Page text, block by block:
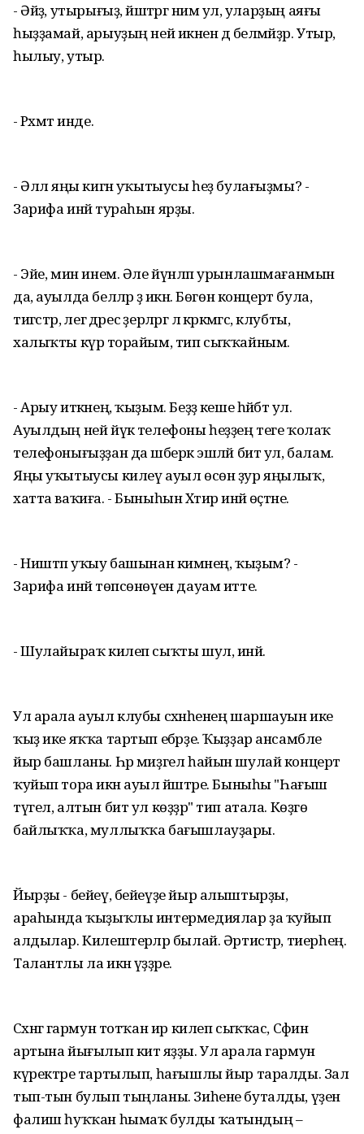
- Әйҙә, утырығыҙ, йәштәргә нимә ул, уларҙың аяғы
һыҙҙамай, арыуҙың ней икәнен дә белмәйҙәр. Утыр,
һылыу, утыр.
- Рәхмәт инде.
- Әллә яңы кигән уҡытыусы һеҙ булағыҙмы? -
Зарифа инәй тураһын ярҙы.
- Эйе, мин инем. Әле йүнләп урынлашмағанмын
да, ауылда беләләр ҙә икән. Бөгөн концерт була,
тигәстәр, әлегә дәрес әҙерләргә лә кәрәкмәгәс, клубты,
халыҡты күрә торайым, тип сыҡҡайным.
- Арыу иткәнең, ҡыҙым. Беҙҙә кеше һәйбәт ул.
Ауылдың ней йүкә телефоны һеҙҙең теге ҡолаҡ
телефонығыҙҙан да шәберәк эшләй бит ул, балам.
Яңы уҡытыусы килеү ауыл өсөн ҙур яңылыҡ,
хатта ваҡиға. - Быныһын Хәтирә инәй өҫтәне.
- Ништәп уҡыу башынан кимәнең, ҡыҙым? -
Зарифа инәй төпсөнөүен дауам итте.
- Шулайыраҡ килеп сыҡты шул, инәй.
Ул арала ауыл клубы сәхнәһенең шаршауын ике
ҡыҙ ике яҡҡа тартып ебәрҙе. Ҡыҙҙар ансамбле
йыр башланы. Һәр миҙгел һайын шулай концерт
ҡуйып тора икән ауыл йәштәре. Быныһы "Һағыш
түгел, алтын бит ул көҙҙәр" тип атала. Көҙгө
байлыҡҡа, муллыҡҡа бағышлауҙары.
Йырҙы - бейеү, бейеүҙе йыр алыштырҙы,
араһында ҡыҙыҡлы интермедиялар ҙа ҡуйып
алдылар. Килештерәләр былай. Әртистәр, тиерһең.
Талантлы ла икән үҙҙәре.
Сәхнәгә гармун тотҡан ир килеп сыҡҡас, Сәфинә
артына йығылып китә яҙҙы. Ул арала гармун
күректәре тартылып, һағышлы йыр таралды. Зал
тып-тын булып тыңланы. Зиһене буталды, үҙен
фалиш һуҡҡан һымаҡ булды ҡатындың –